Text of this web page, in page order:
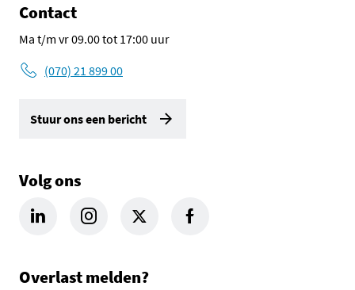
Contact
Ma t/m vr 09.00 tot 17:00 uur
(070) 21 899 00
Stuur ons een bericht
Volg ons
LinkedIn Omgevingsdienst Haaglanden (opent in een nieuw
Instagram Omgevingsdienst Haaglanden (opent in
X Omgevingsdienst Haaglanden (opent in
Facebook Omgevingsdienst
Overlast melden?